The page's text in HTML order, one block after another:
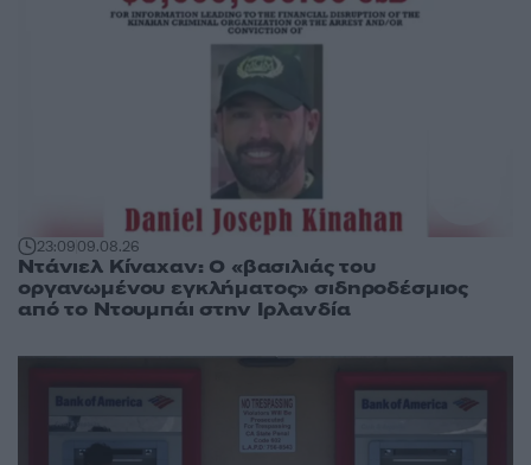
23:0909.08.26
Ντάνιελ Κίναχαν: Ο «βασιλιάς του
οργανωμένου εγκλήματος» σιδηροδέσμιος
από το Ντουμπάι στην Ιρλανδία